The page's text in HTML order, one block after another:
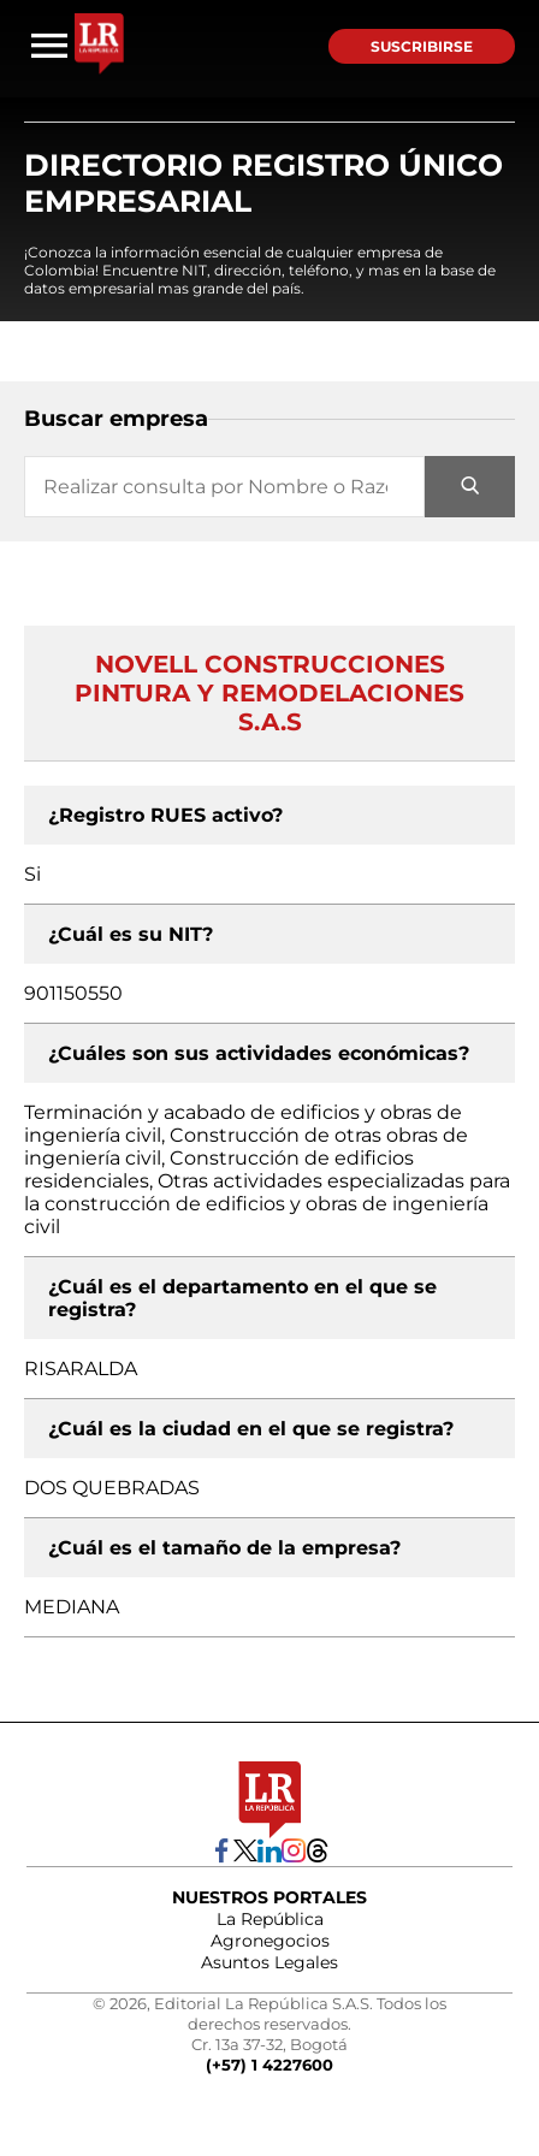
SUSCRIBIRSE
DIRECTORIO REGISTRO ÚNICO
EMPRESARIAL
¡Conozca la información esencial de cualquier empresa de
Colombia! Encuentre NIT, dirección, teléfono, y mas en la base de
datos empresarial mas grande del país.
Buscar empresa
NOVELL CONSTRUCCIONES
PINTURA Y REMODELACIONES
S.A.S
¿Registro RUES activo?
Si
¿Cuál es su NIT?
901150550
¿Cuáles son sus actividades económicas?
Terminación y acabado de edificios y obras de
ingeniería civil, Construcción de otras obras de
ingeniería civil, Construcción de edificios
residenciales, Otras actividades especializadas para
la construcción de edificios y obras de ingeniería
civil
¿Cuál es el departamento en el que se
registra?
RISARALDA
¿Cuál es la ciudad en el que se registra?
DOS QUEBRADAS
¿Cuál es el tamaño de la empresa?
MEDIANA
NUESTROS PORTALES
La República
Agronegocios
Asuntos Legales
© 2026, Editorial La República S.A.S. Todos los
derechos reservados.
Cr. 13a 37-32, Bogotá
(+57) 1 4227600